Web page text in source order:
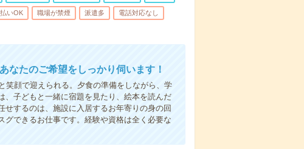
いOK 職場が禁煙 派遣多 電話対応なし
なたのご希望をしっかり伺います！
顔で迎えられる。夕食の準備をしながら、学
子どもと一緒に宿題を見たり、絵本を読んだ
するのは、施設に入居するお年寄りの身の回
グできるお仕事です。経験や資格は全く必要な